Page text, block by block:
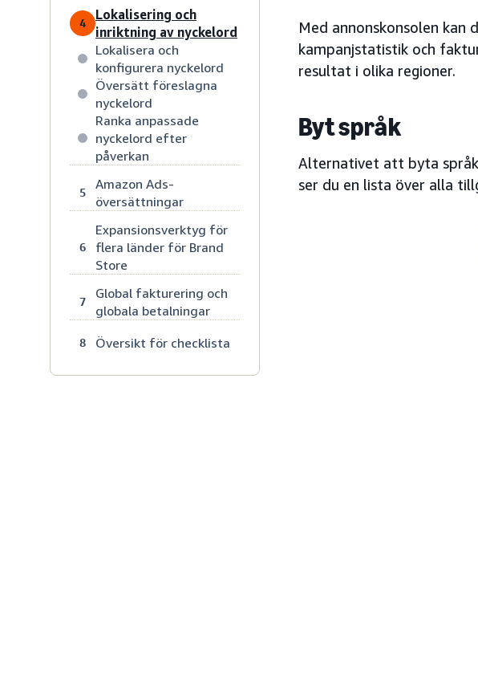
4
Lokalisering och
inriktning av nyckelord
Lokalisera och
konfigurera nyckelord
Översätt föreslagna
nyckelord
Ranka anpassade
nyckelord efter
påverkan
5
Amazon Ads-
översättningar
6
Expansionsverktyg för
flera länder för Brand
Store
7
Global fakturering och
globala betalningar
8 Översikt för checklista
Med annonskonsolen kan
kampanjstatistik och
resultat i olika regioner.
Byt språk
Alternativet att byta
ser du en lista över alla